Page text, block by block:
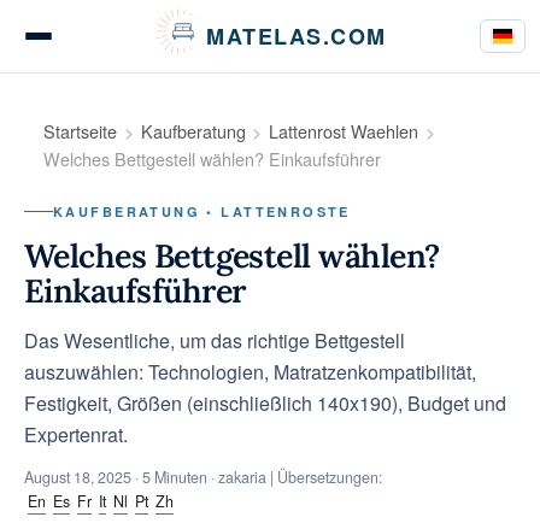
MATELAS.COM
Matratzen Tests & Bewertungen
Kaufberatung
Ratgeber
Startseite Kaufberatung
Lattenrost Waehlen
Welches Bettgestell wählen? Einkaufsführer
KAUFBERATUNG • LATTENROSTE
Welches Bettgestell wählen?
Einkaufsführer
Das Wesentliche, um das richtige Bettgestell
auszuwählen: Technologien, Matratzenkompatibilität,
Festigkeit, Größen (einschließlich 140x190), Budget und
Expertenrat.
August 18, 2025 · 5 Minuten · zakaria | Übersetzungen:
En Es Fr It Nl Pt Zh
Cookie-Einstellungen